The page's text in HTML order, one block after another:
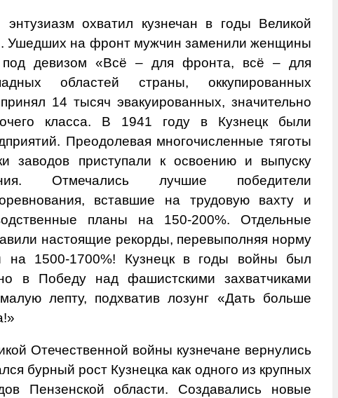
охватил кузнечан в годы Великой
Ушедших на фронт мужчин заменили женщины
под девизом «Всё – для фронта, всё – для
областей страны, оккупированных
14 тысяч эвакуированных, значительно
класса. В 1941 году в Кузнецк были
Преодолевая многочисленные тяготы
заводов приступали к освоению и выпуску
Отмечались лучшие победители
вставшие на трудовую вахту и
планы на 150-200%. Отдельные
настоящие рекорды, перевыполняя норму
на 1500-1700%! Кузнецк в годы войны был
в Победу над фашистскими захватчиками
лепту, подхватив лозунг «Дать больше
Отечественной войны кузнечане вернулись
бурный рост Кузнецка как одного из крупных
Пензенской области. Создавались новые